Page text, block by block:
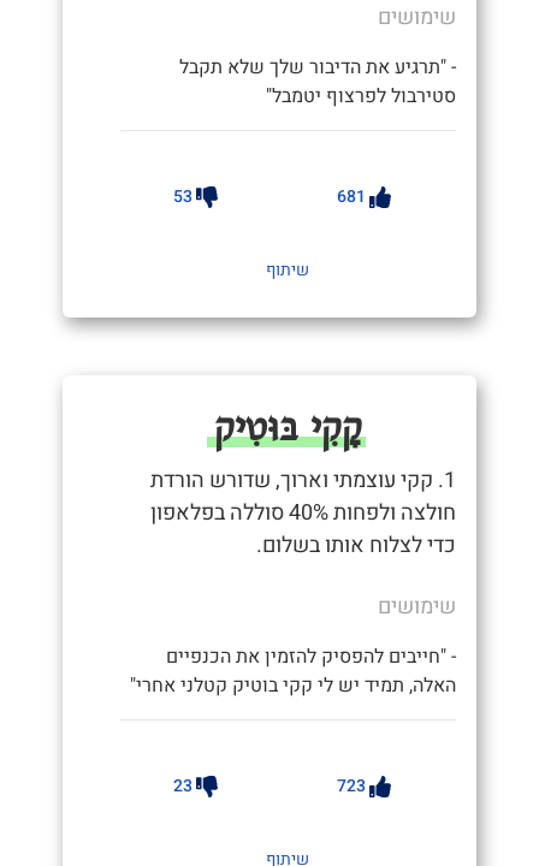
שימושים
- "תרגיע את הדיבור שלך שלא תקבל
סטירבול לפרצוף יטמבל"
681
53
שיתוף
קָקִי בּוּטִיק
1. קקי עוצמתי וארוך, שדורש הורדת
חולצה ולפחות 40% סוללה בפלאפון
כדי לצלוח אותו בשלום.
שימושים
- "חייבים להפסיק להזמין את הכנפיים
האלה, תמיד יש לי קקי בוטיק קטלני אחרי"
723
23
שיתוף